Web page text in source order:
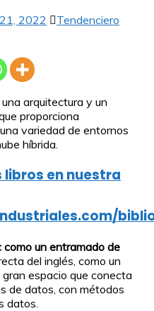
2022
Tendenciero
arquitectura y un
proporciona
variedad de entornos
híbrida.
libros en nuestra
un entramado de
del inglés, como un
espacio que conecta
de datos, con métodos
datos.